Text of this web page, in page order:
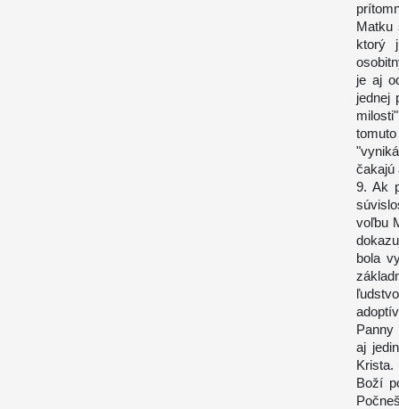
Matku
ktorý
je aj
jednej
čakajú
9. Ak
voľbu
bola
Panny
aj
Krista.
Boží